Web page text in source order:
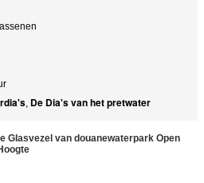
, De Dia's van het pretwater
Glasvezel van douanewaterpark Open